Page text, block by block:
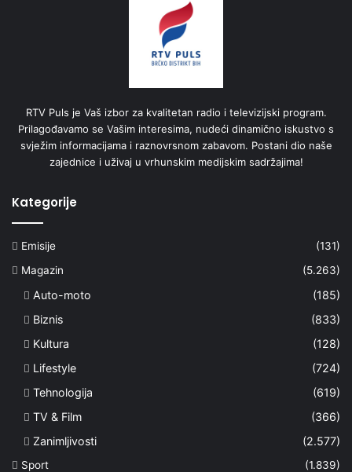
RTV Puls je Vaš izbor za kvalitetan radio i televizijski program.
Prilagođavamo se Vašim interesima, nudeći dinamično iskustvo s
svježim informacijama i raznovrsnom zabavom. Postani dio naše
zajednice i uživaj u vrhunskim medijskim sadržajima!
Kategorije
Emisije
(131)
Magazin
(5.263)
Auto-moto
(185)
Biznis
(833)
Kultura
(128)
Lifestyle
(724)
Tehnologija
(619)
TV & Film
(366)
Zanimljivosti
(2.577)
Sport
(1.839)